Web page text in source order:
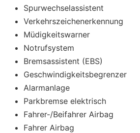
Spurwechselassistent
Verkehrszeichenerkennung
Müdigkeitswarner
Notrufsystem
Bremsassistent (EBS)
Geschwindigkeitsbegrenzer
Alarmanlage
Parkbremse elektrisch
Fahrer-/Beifahrer Airbag
Fahrer Airbag